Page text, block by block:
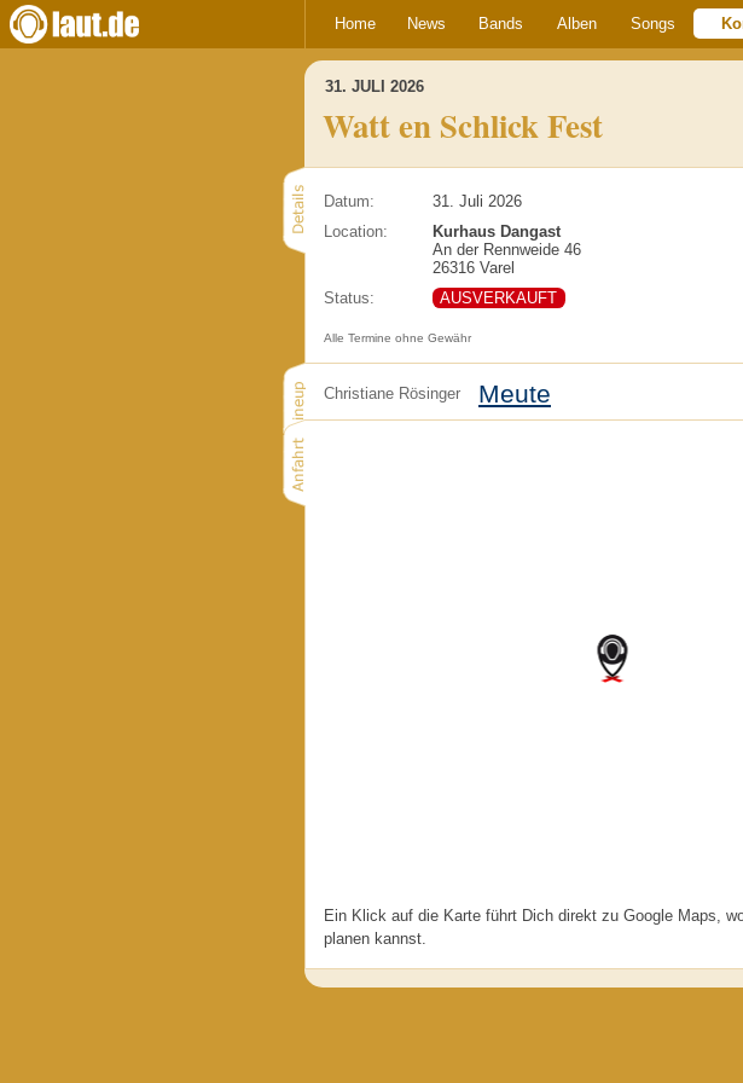
Home News Bands Alben Songs
31. JULI 2026
Watt en Schlick Fest
Datum:
31. Juli 2026
Location:
Kurhaus Dangast
An der Rennweide 46
26316 Varel
Status:
AUSVERKAUFT
Alle Termine ohne Gewähr
Christiane Rösinger Meute
Ein Klick auf die Karte führt Dich direkt zu Google Maps,
planen kannst.